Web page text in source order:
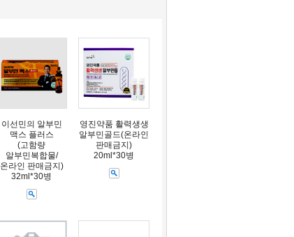
이선민의 알부민
맥스 플러스
(고함량
알부민복합물/
온라인 판매금지)
32ml*30병
영진약품 활력생생
알부민골드(온라인
판매금지)
20ml*30병